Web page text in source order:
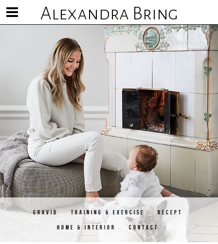
Alexandra Bring
Visa/göm
meny
GRAVID TRAINING & EXERCISE RECEPT
HOME & INTERIOR CONTACT